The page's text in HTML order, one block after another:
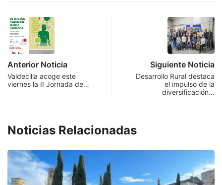
Anterior Noticia
Valdecilla acoge este
viernes la II Jornada de…
Siguiente Noticia
Desarrollo Rural destaca
el impulso de la
diversificación…
Noticias Relacionadas